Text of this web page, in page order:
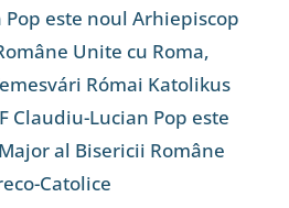
Pop este noul Arhiepiscop
Unite cu Roma,
Római Katolikus
Claudiu-Lucian Pop este
al Bisericii Române
Catolice